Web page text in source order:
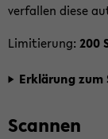
ver­fal­len diese
Li­mi­tie­rung: 200
Er­klä­rung
Scan­nen